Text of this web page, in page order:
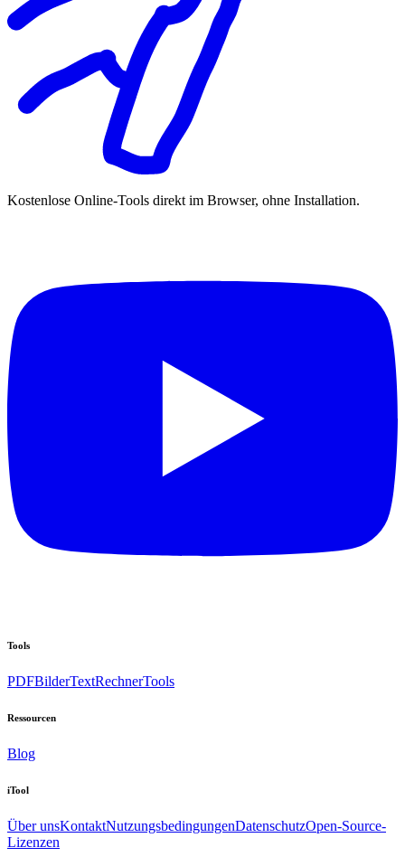
Kostenlose Online-Tools direkt im Browser, ohne Installation.
Tools
PDFBilderTextRechnerTools
Ressourcen
Blog
iTool
Über unsKontaktNutzungsbedingungenDatenschutzOpen-Source-
Lizenzen